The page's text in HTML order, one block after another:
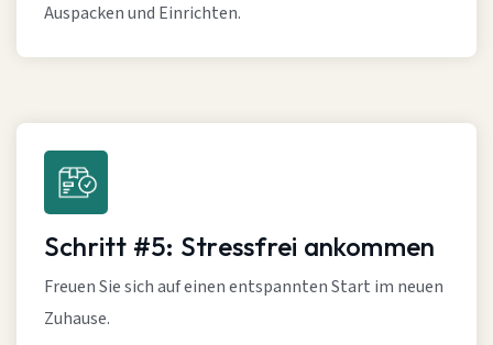
Auspacken und Einrichten.
Schritt #5: Stressfrei ankommen
Freuen Sie sich auf einen entspannten Start im neuen
Zuhause.